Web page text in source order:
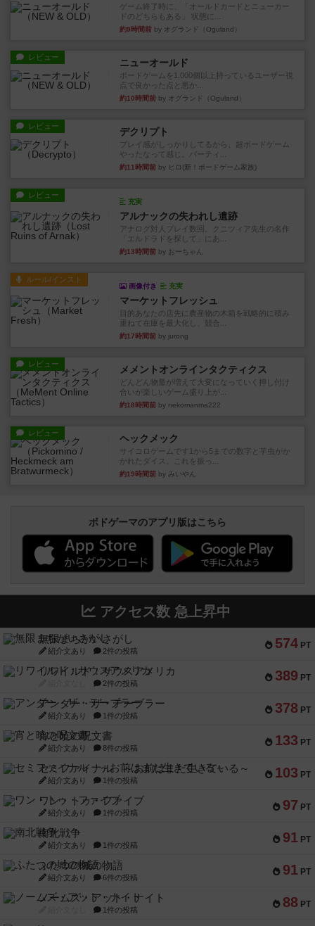
ゲーム終了時に、「オールドカードとニューカー
ドのどちらもある」 状態に...
約9時間前 by オグランド（Oguland）
レビュー ニューオールド
ボードゲームを1,000個以上持っているユーザー視
点で良かった点と悪か...
約10時間前 by オグランド（Oguland）
レビュー デクリプト
プレイ感がしっかりしてるから、超ボードゲーム
やったなって感じ。パーティ...
約11時間前 by ヒロ(新！ボードゲーム家族)
レビュー
充実
アルナックの失われし遺跡
アナログ対人プレイ数回。クニツィア先生の名作
「エルドラドを探して」にあ...
約13時間前 by おーちゃん
ルール/インスト
画像付き 充実
マーケットフレッシュ
目的あなたの店先に農産物の木箱を戦略的に積み
重ねて在庫を最大化し、競合...
約17時間前 by jurong
レビュー メメントオンラインタクティクス
どんどん物量が増えて大変になっていく押し付け
合いが楽しいゲーム盛り上が...
約18時間前 by nekomanma222
レビュー ヘックメック
サイコロゲームです1から5までの数字と芋虫がか
かれたダイス。これを振っ...
約19時間前 by みいやん
ボドゲーマのアプリ版はこちら
アクセス数 急上昇中
574 PT
無限まちがいさがし
紹介文あり 2件の投稿
389 PT
リワイルド：サウスアメリカ
2件の投稿
378 PT
アンダー・ザ・テーブラー
紹介文あり 1件の投稿
133 PT
宵と暁の呪文書
紹介文あり 8件の投稿
103 PT
セミファイナル ～お前はまだ生きている～
紹介文あり 1件の投稿
97 PT
ワン・トゥ・ファイブ
紹介文あり 1件の投稿
91 PT
南北戦争
紹介文あり 1件の投稿
91 PT
ふたつの城の物語
紹介文あり 6件の投稿
88 PT
ノームズ・アット・ナイト
1件の投稿